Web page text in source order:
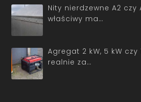
Nity nierdzewne A2 czy
właściwy ma…
Agregat 2 kW, 5 kW czy
realnie za…